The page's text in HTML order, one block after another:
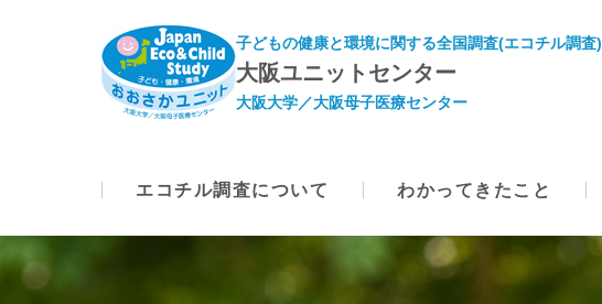
子どもの健康と環境に関する全国調査(エコチル調査)
大阪ユニットセンター
大阪大学／大阪母子医療センター
エコチル調査について わかってきたこと